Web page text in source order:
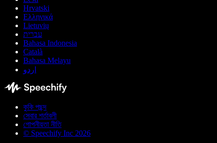
Hrvatski
Ελληνικά
Lietuvių
עברית
Bahasa Indonesia
Català
Bahasa Melayu
اردو
কুকি পছন্দ
সেবার শর্তাবলী
গোপনীয়তা নীতি
© Speechify Inc 2026